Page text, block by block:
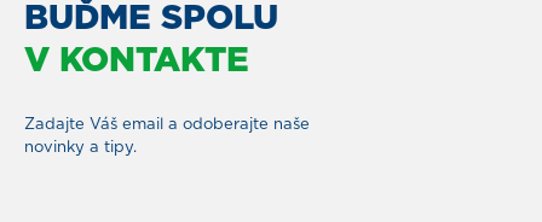
BUĎME SPOLU
V KONTAKTE
Zadajte Váš email a odoberajte naše
novinky a tipy.